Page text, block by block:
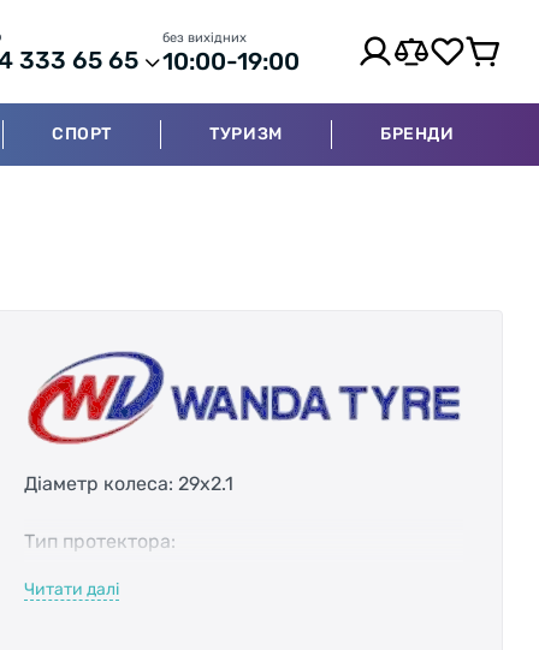
333 65 65
без вихідних
10:00-19:00
СПОРТ ТУРИЗМ БРЕНДИ
Діаметр колеса: 29x2.1
Тип протектора:
Корд: сталевий дріт
Читати далі